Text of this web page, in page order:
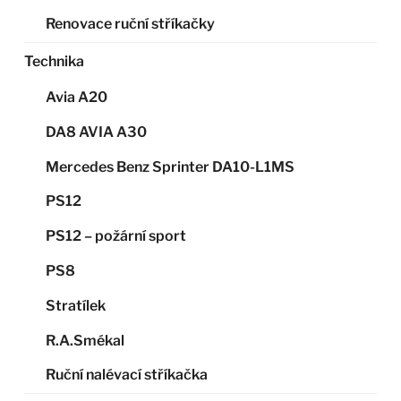
Renovace ruční stříkačky
Technika
Avia A20
DA8 AVIA A30
Mercedes Benz Sprinter DA10-L1MS
PS12
PS12 – požární sport
PS8
Stratílek
R.A.Smékal
Ruční nalévací stříkačka